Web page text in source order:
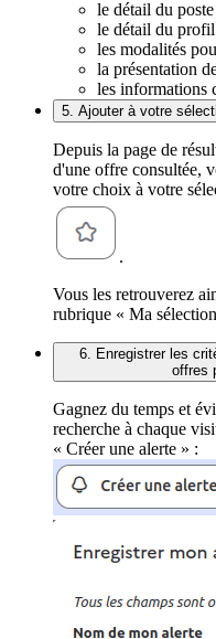
le détail du
le détail du
les modalités
la présentation
les informations
5. Ajouter à votre
Depuis la page de
d'une offre consultée,
votre choix à votre
.
Vous les retrouverez
rubrique « Ma
6. Enregistrer les
offres
Gagnez du temps et
recherche à chaque
« Créer une alerte » :